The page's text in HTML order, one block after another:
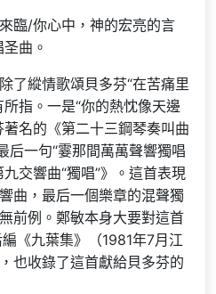
臨/你心中，神的宏亮的言
曲。
了縱情歌頌貝多芬“在苦痛里
指。一是“你的熱忱像天邊
名的《第二十三鋼琴奏叫曲
后一句“霎那間萬萬聲響獨唱
交響曲“獨唱”》。這首表現
曲，最后一個樂章的混聲獨
前例。鄭敏本身大要對這首
《九葉集》（1981年7月江
也收錄了這首獻給貝多芬的